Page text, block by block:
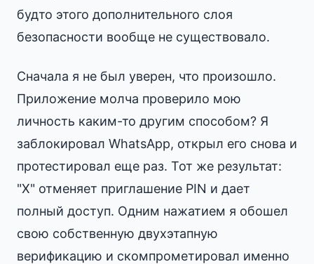
будто этого дополнительного слоя
безопасности вообще не существовало.
Сначала я не был уверен, что произошло.
Приложение молча проверило мою
личность каким-то другим способом? Я
заблокировал WhatsApp, открыл его снова и
протестировал еще раз. Тот же результат:
"X" отменяет приглашение PIN и дает
полный доступ. Одним нажатием я обошел
свою собственную двухэтапную
верификацию и скомпрометировал именно